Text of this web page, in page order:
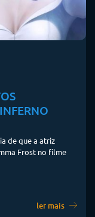
de que a atriz
Frost no filme
ler mais